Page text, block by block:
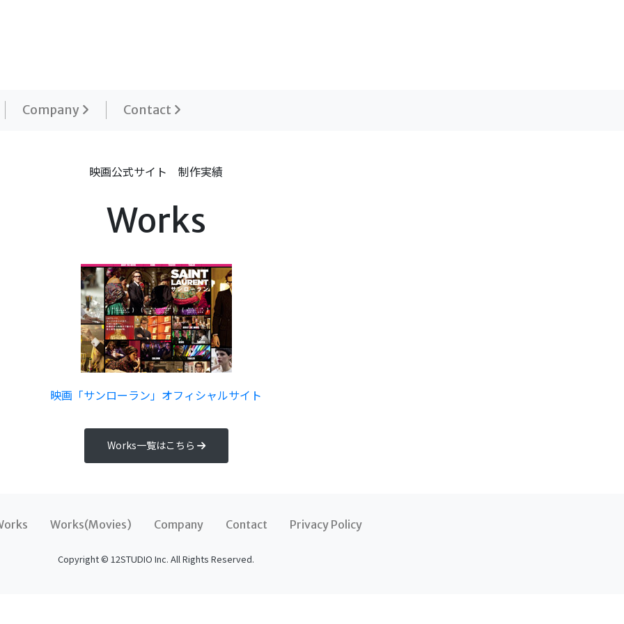
Company Contact
映画公式サイト 制作実績
Works
映画「サンローラン」オフィシャルサイト
Works一覧はこちら
Works(Movies) Company Contact Privacy Policy
Copyright © 12STUDIO Inc. All Rights Reserved.